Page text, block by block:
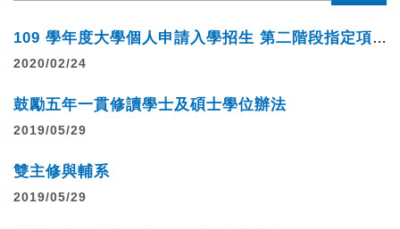
109 學年度大學個人申請入學招生 第二階段指定項目甄試審查資料準備指引
2020/02/24
鼓勵五年一貫修讀學士及碩士學位辦法
2019/05/29
雙主修與輔系
2019/05/29